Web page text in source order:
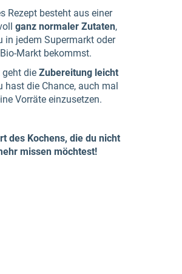
Rezept besteht aus einer
ganz normaler Zutaten,
in jedem Supermarkt oder
Bio-Markt bekommst.
die Zubereitung leicht
hast die Chance, auch mal
Vorräte einzusetzen.
des Kochens, die du nicht
missen möchtest!